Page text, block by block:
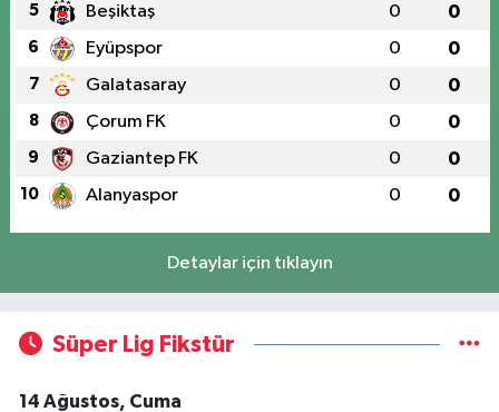
5 Beşiktaş 0 0
6 Eyüpspor 0 0
7 Galatasaray 0 0
8 Çorum FK 0 0
9 Gaziantep FK 0 0
10 Alanyaspor 0 0
Detaylar için tıklayın
Süper Lig Fikstür
14 Ağustos, Cuma